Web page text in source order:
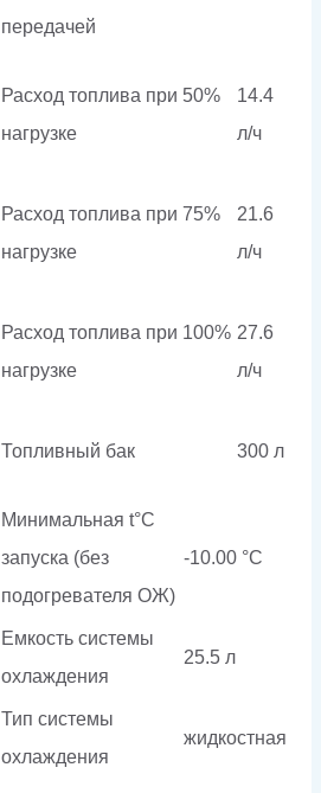
передачей
Расход топлива при 50%
нагрузке
14.4
л/ч
Расход топлива при 75%
нагрузке
21.6
л/ч
Расход топлива при 100%
нагрузке
27.6
л/ч
Топливный бак 300 л
Минимальная t°С
запуска (без
подогревателя ОЖ)
-10.00 °С
Емкость системы
охлаждения
25.5 л
Тип системы
охлаждения
жидкостная